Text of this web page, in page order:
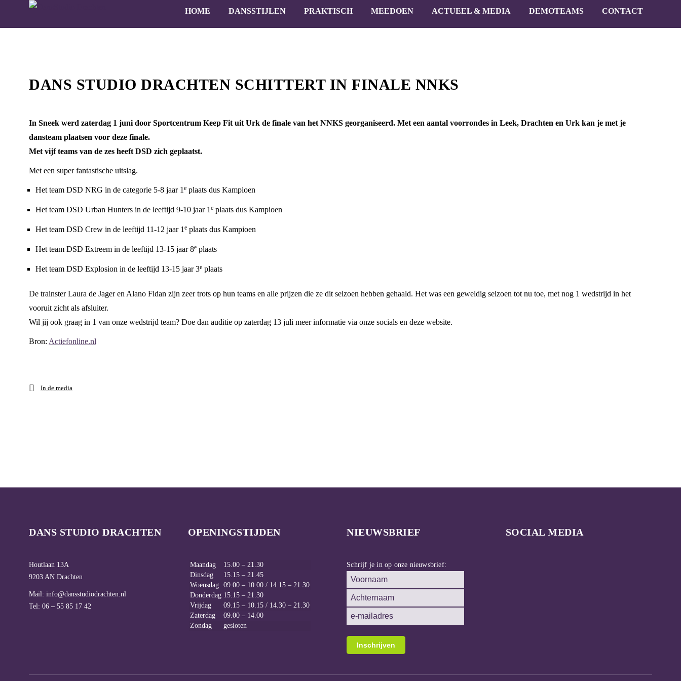
HOME DANSSTIJLEN PRAKTISCH MEEDOEN ACTUEEL & MEDIA DEMOTEAMS CONTACT
DANS STUDIO DRACHTEN SCHITTERT IN FINALE NNKS
In Sneek werd zaterdag 1 juni door Sportcentrum Keep Fit uit Urk de finale van het NNKS georganiseerd. Met een aantal voorrondes in Leek, Drachten en Urk kan je met je
dansteam plaatsen voor deze finale.
Met vijf teams van de zes heeft DSD zich geplaatst.
Met een super fantastische uitslag.
Het team DSD NRG in de categorie 5-8 jaar 1 e plaats dus Kampioen
Het team DSD Urban Hunters in de leeftijd 9-10 jaar 1 e plaats dus Kampioen
Het team DSD Crew in de leeftijd 11-12 jaar 1 e plaats dus Kampioen
Het team DSD Extreem in de leeftijd 13-15 jaar 8e plaats
Het team DSD Explosion in de leeftijd 13-15 jaar 3e plaats
De trainster Laura de Jager en Alano Fidan zijn zeer trots op hun teams en alle prijzen die ze dit seizoen hebben gehaald. Het was een geweldig seizoen tot nu toe, met nog 1 wedstrijd in het
vooruit zicht als afsluiter.
Wil jij ook graag in 1 van onze wedstrijd team? Doe dan auditie op zaterdag 13 juli meer informatie via onze socials en deze website.
Bron: Actiefonline.nl
In de media
DANS STUDIO DRACHTEN
Houtlaan 13A
9203 AN Drachten
Mail: info@dansstudiodrachten.nl
Tel: 06 – 55 85 17 42
OPENINGSTIJDEN
Maandag
15.00 – 21.30
Dinsdag
15.15 – 21.45
Woensdag
09.00 – 10.00 / 14.15 – 21.30
Donderdag 15.15 – 21.30
Vrijdag
09.15 – 10.15 / 14.30 – 21.30
Zaterdag
09.00 – 14.00
Zondag
gesloten
NIEUWSBRIEF
Schrijf je in op onze nieuwsbrief:
SOCIAL MEDIA